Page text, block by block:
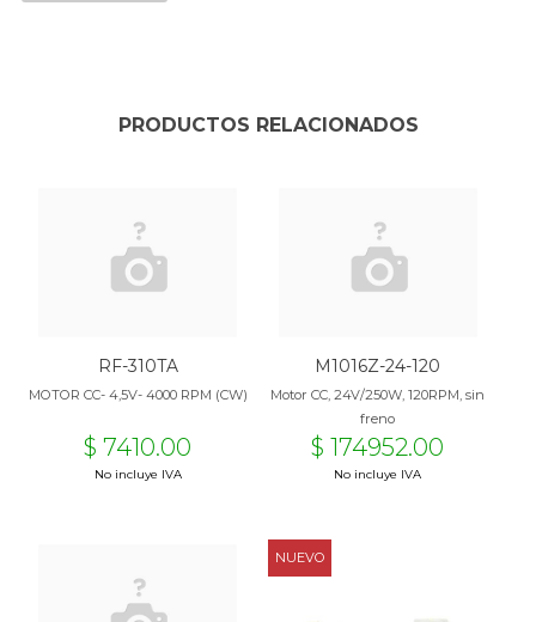
PRODUCTOS RELACIONADOS
RF-310TA
MOTOR CC- 4,5V- 4000 RPM (CW)
$ 7410.00
No incluye IVA
M1016Z-24-120
Motor CC, 24V/250W, 120RPM, sin
freno
$ 174952.00
No incluye IVA
NUEVO